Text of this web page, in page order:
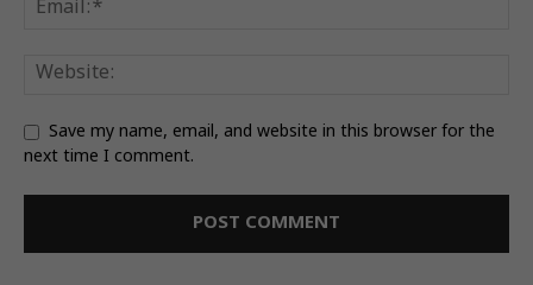
Save my name, email, and website in this browser for the
next time I comment.